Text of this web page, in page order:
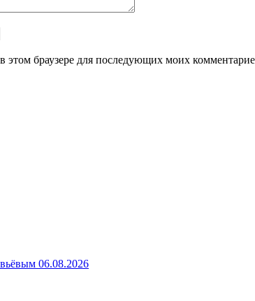
этом браузере для последующих моих
06.08.2026